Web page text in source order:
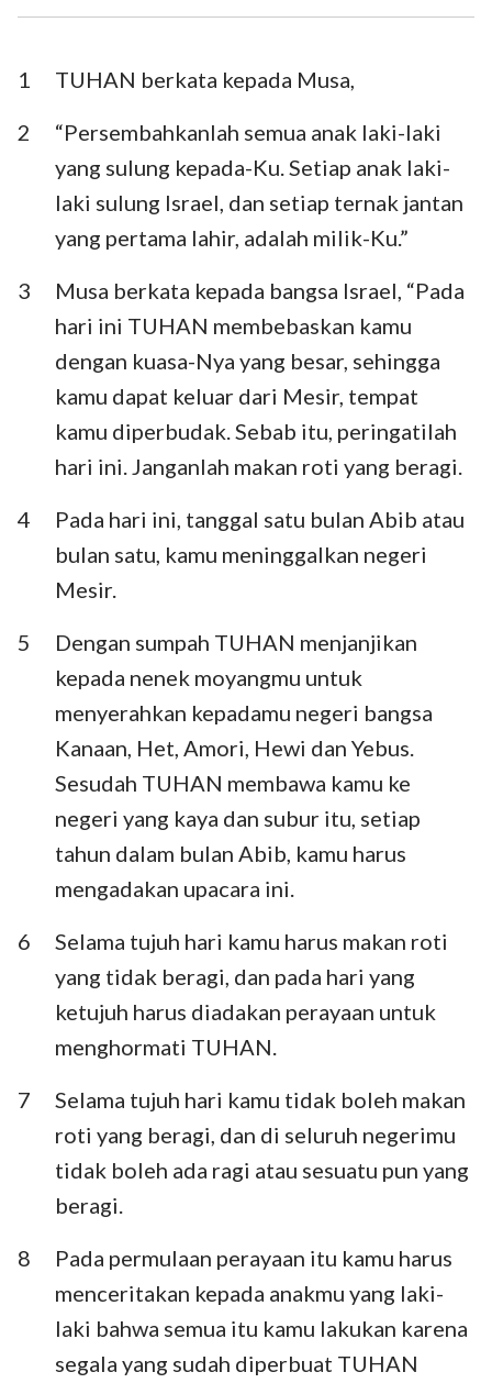
Ezra Nehemia
Ester Ayub
Mazmur
Pengkhotbah Kidung Agung
Yesaya Yeremia
Daniel Hosea
Yoel Amos
Obaja Yunus
Mikha Nahum
Habakuk Zefanya
Hagai Zakharia
Maleakhi
1
TUHAN berkata kepada Musa,
2
“Persembahkanlah semua anak laki-laki
yang sulung kepada-Ku. Setiap anak laki-
laki sulung Israel, dan setiap ternak jantan
yang pertama lahir, adalah milik-Ku.”
3
Musa berkata kepada bangsa Israel, “Pada
hari ini TUHAN membebaskan kamu
dengan kuasa-Nya yang besar, sehingga
kamu dapat keluar dari Mesir, tempat
kamu diperbudak. Sebab itu, peringatilah
hari ini. Janganlah makan roti yang beragi.
4
Pada hari ini, tanggal satu bulan Abib atau
bulan satu, kamu meninggalkan negeri
Mesir.
5
Dengan sumpah TUHAN menjanjikan
kepada nenek moyangmu untuk
menyerahkan kepadamu negeri bangsa
Kanaan, Het, Amori, Hewi dan Yebus.
Sesudah TUHAN membawa kamu ke
negeri yang kaya dan subur itu, setiap
tahun dalam bulan Abib, kamu harus
mengadakan upacara ini.
6
Selama tujuh hari kamu harus makan roti
yang tidak beragi, dan pada hari yang
ketujuh harus diadakan perayaan untuk
menghormati TUHAN.
7
Selama tujuh hari kamu tidak boleh makan
roti yang beragi, dan di seluruh negerimu
tidak boleh ada ragi atau sesuatu pun yang
beragi.
8
Pada permulaan perayaan itu kamu harus
menceritakan kepada anakmu yang laki-
laki bahwa semua itu kamu lakukan karena
segala yang sudah diperbuat TUHAN